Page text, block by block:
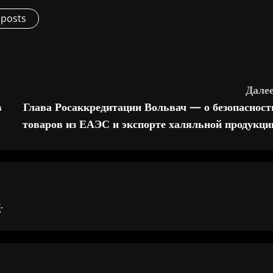
Глава Росаккредитации Вольвач — о
товаров из ЕАЭС и экспорте халяльной
.